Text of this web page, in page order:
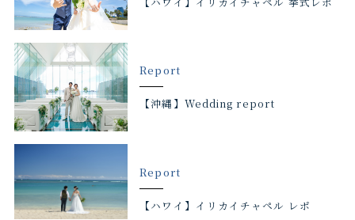
Report
【沖縄】Wedding report
Report
【ハワイ】イリカイチャペル レポ